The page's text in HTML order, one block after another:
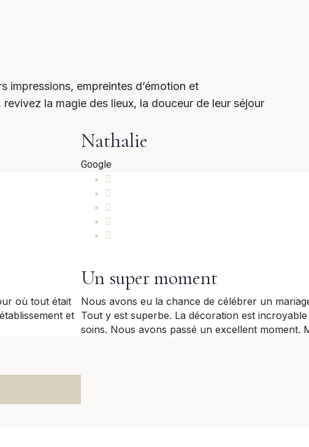
impressions, empreintes d’émotion et
la magie des lieux, la douceur de leur séjour
où tout était
et
Nathalie
Google
Un super moment
Nous avons eu la chance de célébrer un
Tout y est superbe. La décoration est
soins. Nous avons passé un excellent moment.